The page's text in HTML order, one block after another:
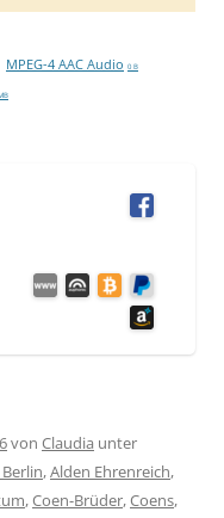
MPEG-4 AAC Audio 0 B
von Claudia unter
,Alden Ehrenreich,
,Coen-Brüder,Coens,